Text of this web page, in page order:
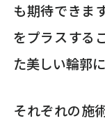
も期待できま
をプラスする
た美しい輪郭
それぞれの施